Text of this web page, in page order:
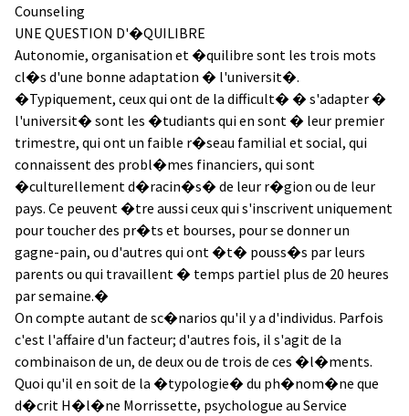
Counseling
UNE QUESTION D'�QUILIBRE
Autonomie, organisation et �quilibre sont les trois mots
cl�s d'une bonne adaptation � l'universit�.
�Typiquement, ceux qui ont de la difficult� � s'adapter �
l'universit� sont les �tudiants qui en sont � leur premier
trimestre, qui ont un faible r�seau familial et social, qui
connaissent des probl�mes financiers, qui sont
�culturellement d�racin�s� de leur r�gion ou de leur
pays. Ce peuvent �tre aussi ceux qui s'inscrivent uniquement
pour toucher des pr�ts et bourses, pour se donner un
gagne-pain, ou d'autres qui ont �t� pouss�s par leurs
parents ou qui travaillent � temps partiel plus de 20 heures
par semaine.�
On compte autant de sc�narios qu'il y a d'individus. Parfois
c'est l'affaire d'un facteur; d'autres fois, il s'agit de la
combinaison de un, de deux ou de trois de ces �l�ments.
Quoi qu'il en soit de la �typologie� du ph�nom�ne que
d�crit H�l�ne Morrissette, psychologue au Service